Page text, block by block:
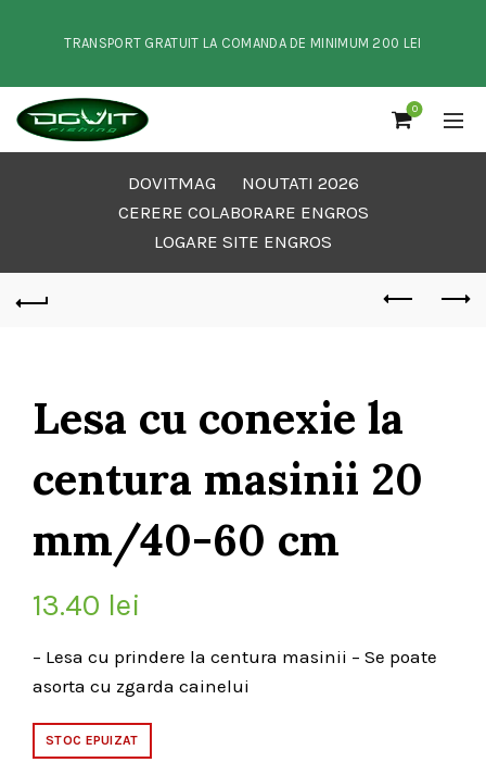
TRANSPORT GRATUIT LA COMANDA DE MINIMUM 200 LEI
0
DOVITMAG
NOUTATI 2026
CERERE COLABORARE ENGROS
LOGARE SITE ENGROS
Lesa cu conexie la
centura masinii 20
mm/40-60 cm
13.40 lei
– Lesa cu prindere la centura masinii – Se poate
asorta cu zgarda cainelui
STOC EPUIZAT